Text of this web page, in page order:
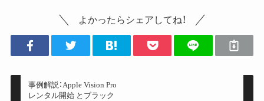
よかったらシェアしてね！
事例解説：Apple Vision Pro
レンタル開始 とブラック